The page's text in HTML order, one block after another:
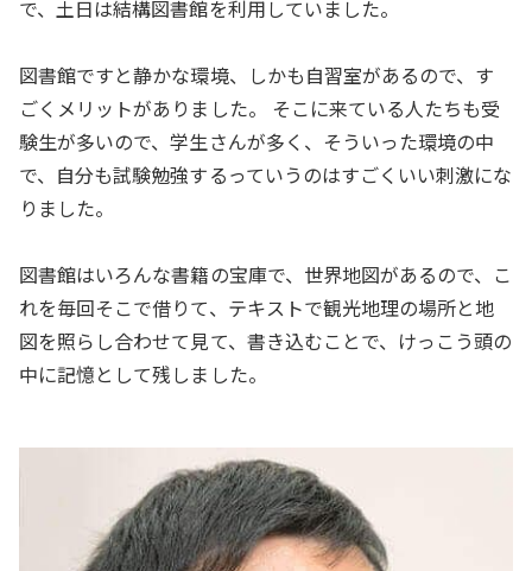
で、土日は結構図書館を利用していました。
図書館ですと静かな環境、しかも自習室があるので、す
ごくメリットがありました。 そこに来ている人たちも受
験生が多いので、学生さんが多く、そういった環境の中
で、自分も試験勉強するっていうのはすごくいい刺激にな
りました。
図書館はいろんな書籍の宝庫で、世界地図があるので、こ
れを毎回そこで借りて、テキストで観光地理の場所と地
図を照らし合わせて見て、書き込むことで、けっこう頭の
中に記憶として残しました。